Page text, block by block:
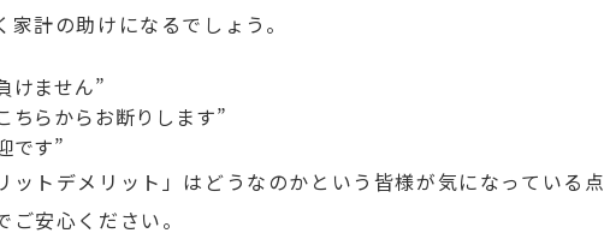
計の助けになるでしょう。
けません”
ちらからお断りします”
です”
ットデメリット」はどうなのかという皆様が気になっている点
安心ください。